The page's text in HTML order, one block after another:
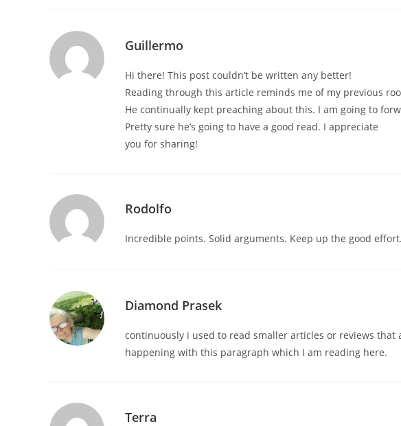
Guillermo
Hi there! This post couldn’t be written any better!
Reading through this article reminds me of my previous
He continually kept preaching about this. I am going to
Pretty sure he’s going to have a good read. I appreciate
you for sharing!
Rodolfo
Incredible points. Solid arguments. Keep up the good effort.
Diamond Prasek
continuously i used to read smaller articles or reviews that
happening with this paragraph which I am reading here.
Terra